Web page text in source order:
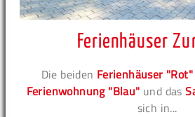
Ferienhäuser
Die beiden Ferienhäuser
Ferienwohnung "Blau" und das
sich in...